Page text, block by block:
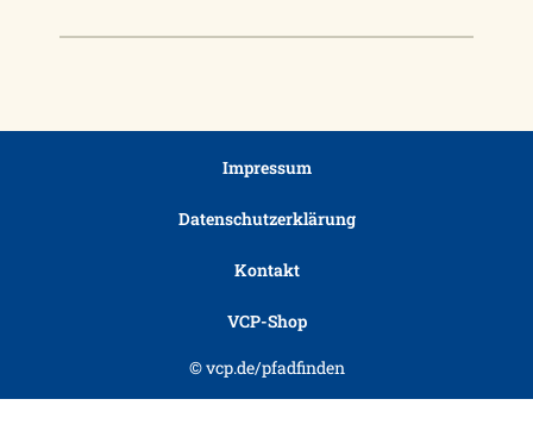
Impressum
Datenschutzerklärung
Kontakt
VCP-Shop
© vcp.de/pfadfinden